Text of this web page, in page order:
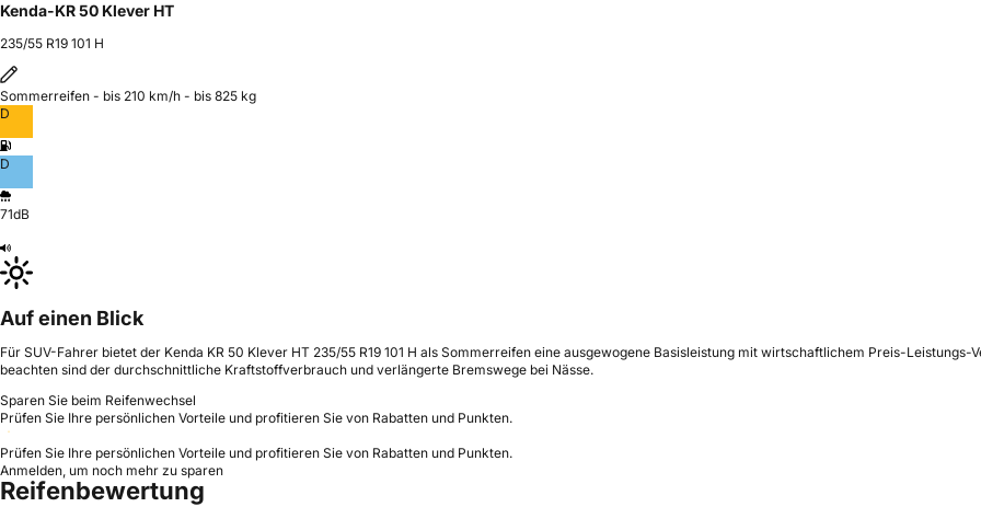
Kenda-KR 50 Klever HT
235/55 R19 101 H
Sommerreifen - bis 210 km/h - bis 825 kg
D
D
71dB
Auf einen Blick
Für SUV-Fahrer bietet der Kenda KR 50 Klever HT 235/55 R19 101 H als Sommerreifen eine ausgewogene Basisleistung mit wirtschaftlichem Preis-
beachten sind der durchschnittliche Kraftstoffverbrauch und verlängerte Bremswege bei Nässe.
Sparen Sie beim Reifenwechsel
Prüfen Sie Ihre persönlichen Vorteile und profitieren Sie von Rabatten und Punkten.
Prüfen Sie Ihre persönlichen Vorteile und profitieren Sie von Rabatten und Punkten.
Anmelden, um noch mehr zu sparen
Reifenbewertung